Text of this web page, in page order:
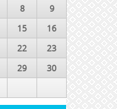
8
9
15
16
22
23
29
30